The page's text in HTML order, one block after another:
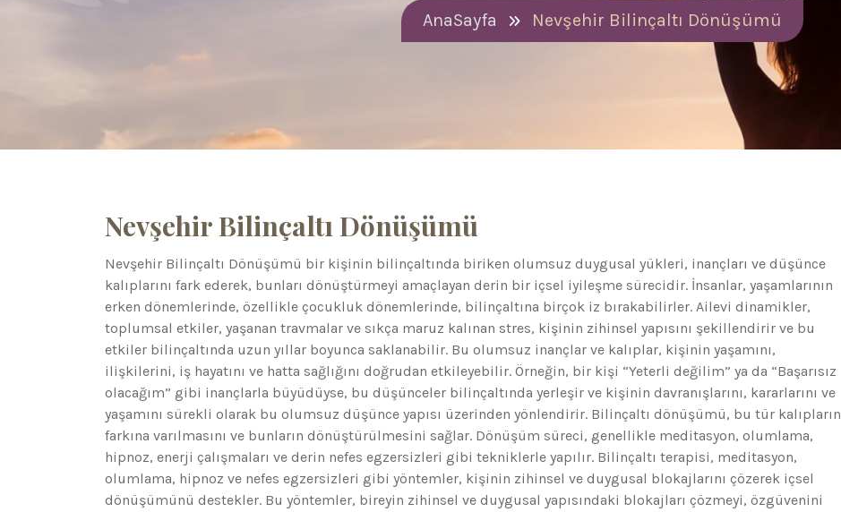
AnaSayfa Nevşehir Bilinçaltı Dönüşümü
Nevşehir Bilinçaltı Dönüşümü
Nevşehir Bilinçaltı Dönüşümü bir kişinin bilinçaltında biriken olumsuz duygusal yükleri, inançları ve düşünce
kalıplarını fark ederek, bunları dönüştürmeyi amaçlayan derin bir içsel iyileşme sürecidir. İnsanlar, yaşamlarının
erken dönemlerinde, özellikle çocukluk dönemlerinde, bilinçaltına birçok iz bırakabilirler. Ailevi dinamikler,
toplumsal etkiler, yaşanan travmalar ve sıkça maruz kalınan stres, kişinin zihinsel yapısını şekillendirir ve bu
etkiler bilinçaltında uzun yıllar boyunca saklanabilir. Bu olumsuz inançlar ve kalıplar, kişinin yaşamını,
ilişkilerini, iş hayatını ve hatta sağlığını doğrudan etkileyebilir. Örneğin, bir kişi “Yeterli değilim” ya da “Başarısız
olacağım” gibi inançlarla büyüdüyse, bu düşünceler bilinçaltında yerleşir ve kişinin davranışlarını, kararlarını ve
yaşamını sürekli olarak bu olumsuz düşünce yapısı üzerinden yönlendirir. Bilinçaltı dönüşümü, bu tür kalıpların
farkına varılmasını ve bunların dönüştürülmesini sağlar. Dönüşüm süreci, genellikle meditasyon, olumlama,
hipnoz, enerji çalışmaları ve derin nefes egzersizleri gibi tekniklerle yapılır. Bilinçaltı terapisi, meditasyon,
olumlama, hipnoz ve nefes egzersizleri gibi yöntemler, kişinin zihinsel ve duygusal blokajlarını çözerek içsel
dönüşümünü destekler. Bu yöntemler, bireyin zihinsel ve duygusal yapısındaki blokajları çözmeyi, özgüvenini